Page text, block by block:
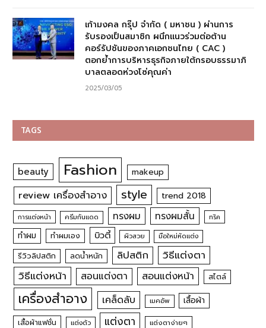
เก้ามงคล กรุ๊ป จำกัด ( มหาชน ) ผ่านการ
รับรองเป็นสมาชิก ผนึกแนวร่วมต่อต้าน
คอร์รัปชันของภาคเอกชนไทย ( CAC )
ตอกย้ำการบริหารธุรกิจภายใต้กรอบธรรมาภิ
บาลตลอดห่วงโซ่คุณค่า
2025/03/05
TAGS
beauty Fashion makeup
review เครื่องสำอาง style trend 2018
การแต่งหน้า ครีมกันแดด ทรงผม ทรงผมสั้น ทริค
ทำผม ทำผมเอง บิวตี้ ผิวสวย มือใหม่หัดแต่ง
รีวิวลิปสติก ลดน้ำหนัก ลิปสติก
วิธีแต่งตา
วิธีแต่งหน้า
สอนแต่งตา สอนแต่งหน้า สไตล์
เครื่องสำอาง เคล็ดลับ เมคอัพ เสื้อผ้า
เสื้อผ้าแฟชั่น แต่งตัว แต่งตา แต่งตาง่ายๆ